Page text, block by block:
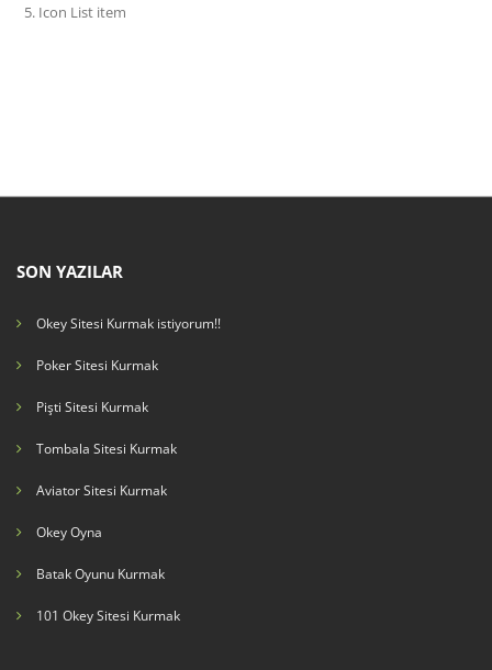
Icon List item
SON YAZILAR
Okey Sitesi Kurmak istiyorum!!
Poker Sitesi Kurmak
Pişti Sitesi Kurmak
Tombala Sitesi Kurmak
Aviator Sitesi Kurmak
Okey Oyna
Batak Oyunu Kurmak
101 Okey Sitesi Kurmak